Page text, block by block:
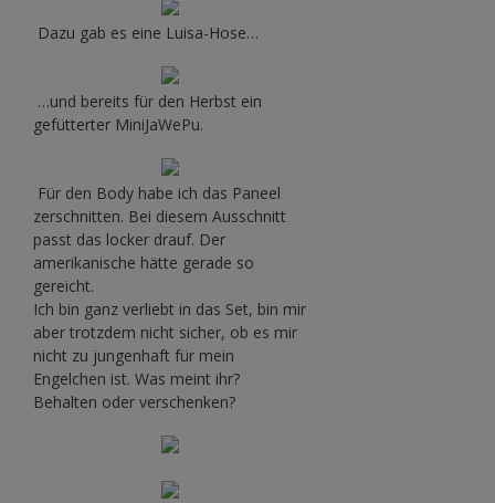
Dazu gab es eine Luisa-Hose…
…und bereits für den Herbst ein
gefütterter MiniJaWePu.
Für den Body habe ich das Paneel
zerschnitten. Bei diesem Ausschnitt
passt das locker drauf. Der
amerikanische hätte gerade so
gereicht.
Ich bin ganz verliebt in das Set, bin mir
aber trotzdem nicht sicher, ob es mir
nicht zu jungenhaft für mein
Engelchen ist. Was meint ihr?
Behalten oder verschenken?